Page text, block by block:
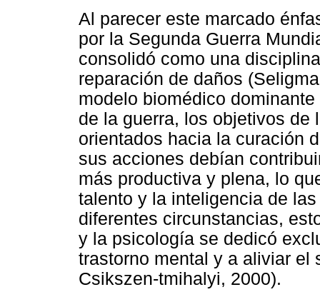
Al parecer este marcado
por la Segunda Guerra
consolidó como una
reparación de daños
modelo biomédico
de la guerra, los objetivos
orientados hacia la curación
sus acciones debían
más productiva y plena, lo
talento y la inteligencia de
diferentes circunstancias,
y la psicología se dedicó
trastorno mental y a aliviar el
Csikszen-tmihalyi, 2000).